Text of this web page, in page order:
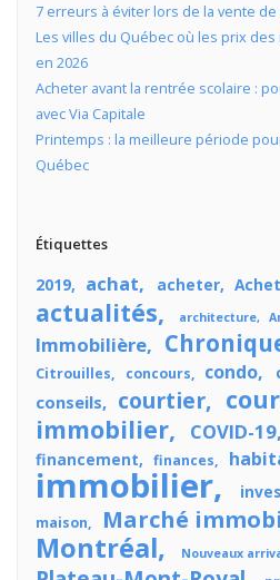
7 erreurs à éviter lors de la vente
Les villes du Québec où les prix
en 2026
Acheter avant la rentrée scolaire :
avec Via Capitale
Printemps : la meilleure période
Québec
Étiquettes
2019 achat acheter
actualités architecture
Immobilière
Citrouilles concours condo
conseils courtier
immobilier
COVID-19
financement finances
immobilier
maison Marché
Montréal Nouveaux